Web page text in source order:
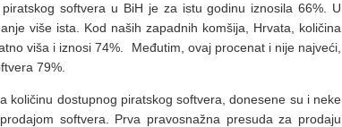
softvera u BiH je za istu godinu iznosila 66%. U
više ista. Kod naših zapadnih komšija, Hrvata, količina
viša i iznosi 74%. Međutim, ovaj procenat i nije najveći,
79%.
količinu dostupnog piratskog softvera, donesene su i neke
softvera. Prva pravosnažna presuda za prodaju